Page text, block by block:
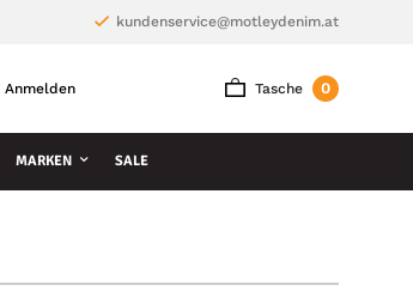
kundenservice@motleydenim.at
Tasche 0
Anmelden
MARKEN SALE